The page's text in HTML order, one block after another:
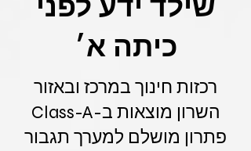
שילד ידע לפני
כיתה א׳
רכזות חינוך במרכז ובאזור
השרון מוצאות ב-Class-A
פתרון מושלם למערך תגבור